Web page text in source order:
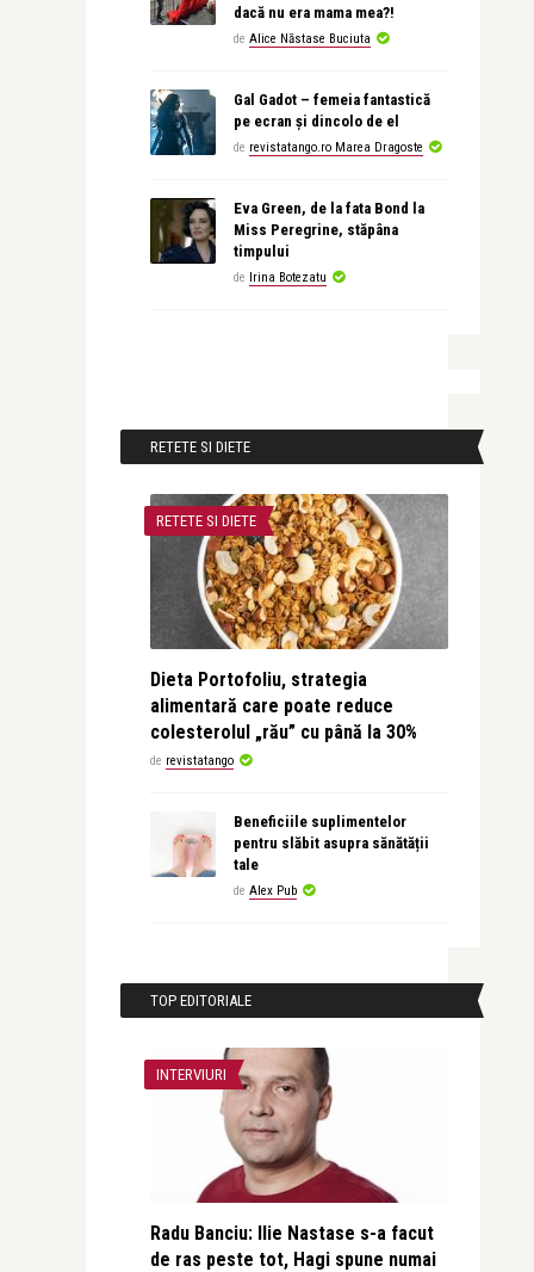
dacă nu era mama mea?!
de Alice Năstase Buciuta
Gal Gadot – femeia fantastică
pe ecran și dincolo de el
de revistatango.ro Marea Dragoste
Eva Green, de la fata Bond la
Miss Peregrine, stăpâna
timpului
de Irina Botezatu
RETETE SI DIETE
RETETE SI DIETE
Dieta Portofoliu, strategia
alimentară care poate reduce
colesterolul „rău” cu până la 30%
de revistatango
Beneficiile suplimentelor
pentru slăbit asupra sănătății
tale
de Alex Pub
TOP EDITORIALE
INTERVIURI
Radu Banciu: Ilie Nastase s-a facut
de ras peste tot, Hagi spune numai